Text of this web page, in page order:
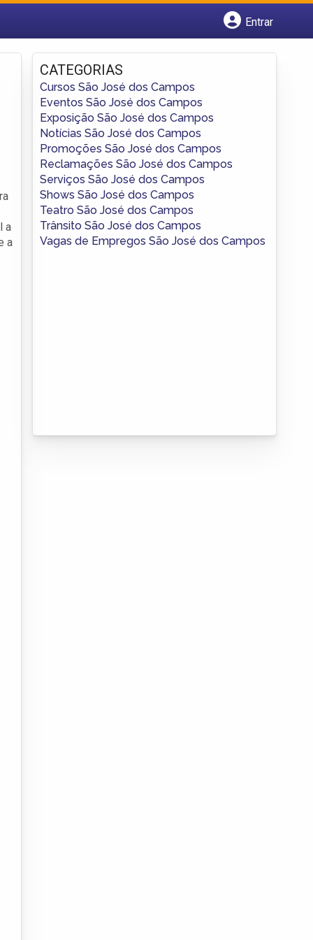
Entrar
Fazer login
Criar conta
a
a
CATEGORIAS
Cursos São José dos Campos
Eventos São José dos Campos
Exposição São José dos Campos
Notícias São José dos Campos
Promoções São José dos Campos
Reclamações São José dos Campos
Serviços São José dos Campos
Shows São José dos Campos
Teatro São José dos Campos
Trânsito São José dos Campos
Vagas de Empregos São José dos Campos